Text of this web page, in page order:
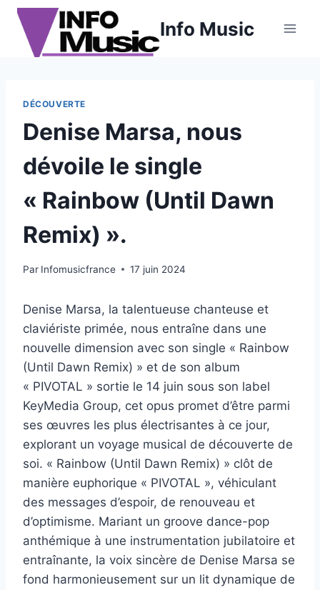
Aller
contenu
Info Music
DÉCOUVERTE
Denise Marsa, nous
dévoile le single
« Rainbow (Until Dawn
Remix) ».
Par Infomusicfrance 17 juin 2024
Denise Marsa, la talentueuse chanteuse et
claviériste primée, nous entraîne dans une
nouvelle dimension avec son single « Rainbow
(Until Dawn Remix) » et de son album
« PIVOTAL » sortie le 14 juin sous son label
KeyMedia Group, cet opus promet d’être parmi
ses œuvres les plus électrisantes à ce jour,
explorant un voyage musical de découverte de
soi. « Rainbow (Until Dawn Remix) » clôt de
manière euphorique « PIVOTAL », véhiculant
des messages d’espoir, de renouveau et
d’optimisme. Mariant un groove dance-pop
anthémique à une instrumentation jubilatoire et
entraînante, la voix sincère de Denise Marsa se
fond harmonieusement sur un lit dynamique de